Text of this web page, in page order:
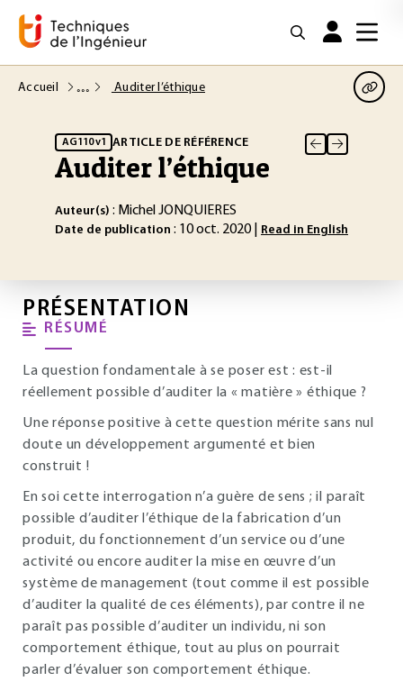
Accueil Auditer l’éthique
AG110 v1 ARTICLE DE RÉFÉRENCE
Auditer l’éthique
Auteur(s) : Michel JONQUIERES
Date de publication : 10 oct. 2020 | Read in English
PRÉSENTATION
RÉSUMÉ
La question fondamentale à se poser est : est-il
réellement possible d’auditer la « matière » éthique ?
Une réponse positive à cette question mérite sans nul
doute un développement argumenté et bien
construit !
En soi cette interrogation n’a guère de sens ; il paraît
possible d’auditer l’éthique de la fabrication d’un
produit, du fonctionnement d’un service ou d’une
activité ou encore auditer la mise en œuvre d’un
système de management (tout comme il est possible
d’auditer la qualité de ces éléments), par contre il ne
paraît pas possible d’auditer un individu, ni son
comportement éthique, tout au plus on pourrait
parler d’évaluer son comportement éthique.